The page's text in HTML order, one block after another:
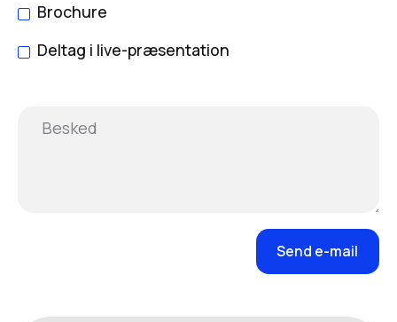
Brochure
Deltag i live-præsentation